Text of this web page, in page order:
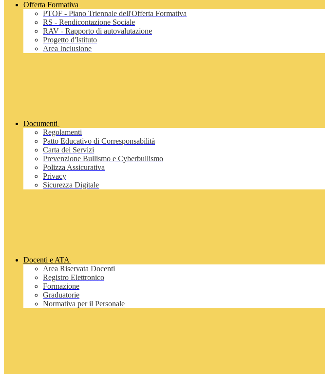
Offerta Formativa
PTOF - Piano Triennale dell'Offerta Formativa
RS - Rendicontazione Sociale
RAV - Rapporto di autovalutazione
Progetto d'Istituto
Area Inclusione
Documenti
Regolamenti
Patto Educativo di Corresponsabilità
Carta dei Servizi
Prevenzione Bullismo e Cyberbullismo
Polizza Assicurativa
Privacy
Sicurezza Digitale
Docenti e ATA
Area Riservata Docenti
Registro Elettronico
Formazione
Graduatorie
Normativa per il Personale